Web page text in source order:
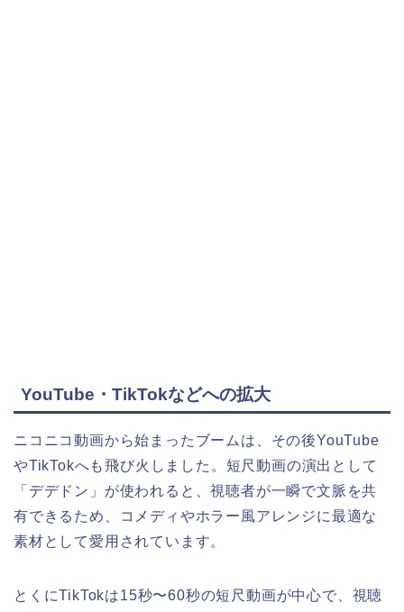
YouTube・TikTokなどへの拡大
ニコニコ動画から始まったブームは、その後YouTube
やTikTokへも飛び火しました。短尺動画の演出として
「デデドン」が使われると、視聴者が一瞬で文脈を共
有できるため、コメディやホラー風アレンジに最適な
素材として愛用されています。
とくにTikTokは15秒〜60秒の短尺動画が中心で、視聴